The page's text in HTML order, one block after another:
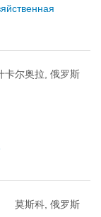
卡尔奥拉, 俄罗斯
莫斯科, 俄罗斯